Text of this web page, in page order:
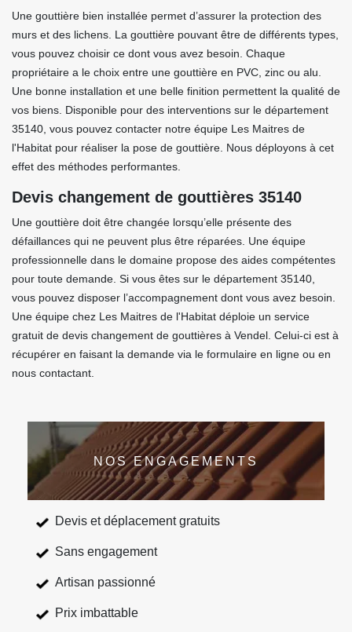
Une gouttière bien installée permet d’assurer la protection des
murs et des lichens. La gouttière pouvant être de différents types,
vous pouvez choisir ce dont vous avez besoin. Chaque
propriétaire a le choix entre une gouttière en PVC, zinc ou alu.
Une bonne installation et une belle finition permettent la qualité de
vos biens. Disponible pour des interventions sur le département
35140, vous pouvez contacter notre équipe Les Maitres de
l'Habitat pour réaliser la pose de gouttière. Nous déployons à cet
effet des méthodes performantes.
Devis changement de gouttières 35140
Une gouttière doit être changée lorsqu’elle présente des
défaillances qui ne peuvent plus être réparées. Une équipe
professionnelle dans le domaine propose des aides compétentes
pour toute demande. Si vous êtes sur le département 35140,
vous pouvez disposer l’accompagnement dont vous avez besoin.
Une équipe chez Les Maitres de l'Habitat déploie un service
gratuit de devis changement de gouttières à Vendel. Celui-ci est à
récupérer en faisant la demande via le formulaire en ligne ou en
nous contactant.
NOS ENGAGEMENTS
Devis et déplacement gratuits
Sans engagement
Artisan passionné
Prix imbattable